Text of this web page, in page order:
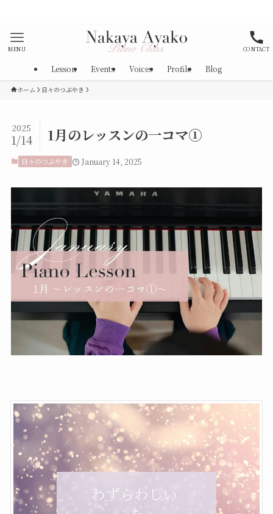
CONTACT
MENU
Lesson Events Voices Profile Blog
ホーム 日々のつぶやき
1月のレッスンの一コマ①
2025
1/14
日々のつぶやき January 14, 2025